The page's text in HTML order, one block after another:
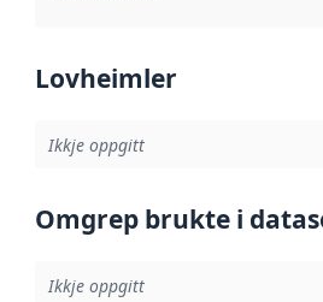
Lovheimler
Ikkje oppgitt
Omgrep brukte i
Ikkje oppgitt